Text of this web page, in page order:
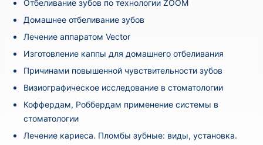
Отбеливание зубов по технологии ZOOM
Домашнее отбеливание зубов
Лечение аппаратом Vector
Изготовление каппы для домашнего отбеливания
Причинами повышенной чувствительности зубов
Визиографическое исследование в стоматологии
Коффердам, Роббердам применение системы в
стоматологии
Лечение кариеса. Пломбы зубные: виды, установка.